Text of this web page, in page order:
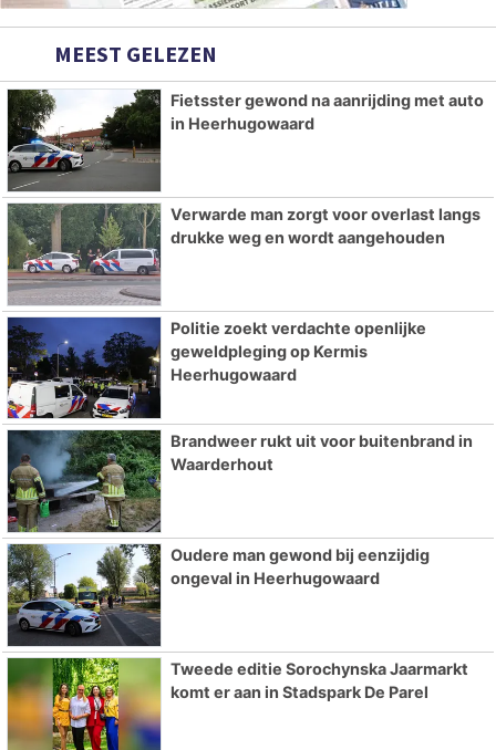
MEEST GELEZEN
Fietsster gewond na aanrijding met auto
in Heerhugowaard
Verwarde man zorgt voor overlast langs
drukke weg en wordt aangehouden
Politie zoekt verdachte openlijke
geweldpleging op Kermis
Heerhugowaard
Brandweer rukt uit voor buitenbrand in
Waarderhout
Oudere man gewond bij eenzijdig
ongeval in Heerhugowaard
Tweede editie Sorochynska Jaarmarkt
komt er aan in Stadspark De Parel